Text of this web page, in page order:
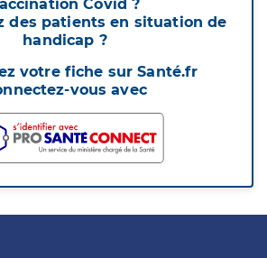
Covid ?
des patients en situation de
handicap ?
votre fiche sur Santé.fr
vous avec